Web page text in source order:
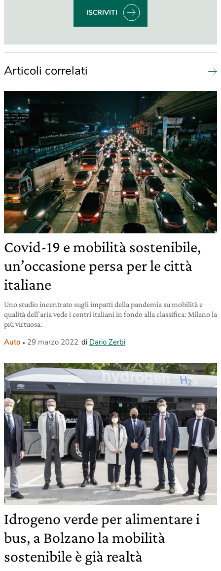
ISCRIVITI
Articoli correlati
Covid-19 e mobilità sostenibile,
un’occasione persa per le città
italiane
Uno studio incentrato sugli impatti della pandemia su mobilità e
qualità dell’aria vede i centri italiani in fondo alla classifica: Milano la
più virtuosa.
Auto 29 marzo 2022 di Dario Zerbi
Idrogeno verde per alimentare i
bus, a Bolzano la mobilità
sostenibile è già realtà